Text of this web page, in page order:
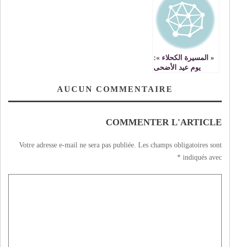
الكاتب الجزائري
الشهير بوجدرة يؤكد
على مغربية الصحراء
« المسيرة الكحلاء »:
يوم عيد الأضحى
المشؤومة لطردAUCUN COMMENTAIRE
COMMENTER L'ARTICLE
Votre adresse e-mail ne sera pas publiée. Les champs obligatoires sont
indiqués avec
*